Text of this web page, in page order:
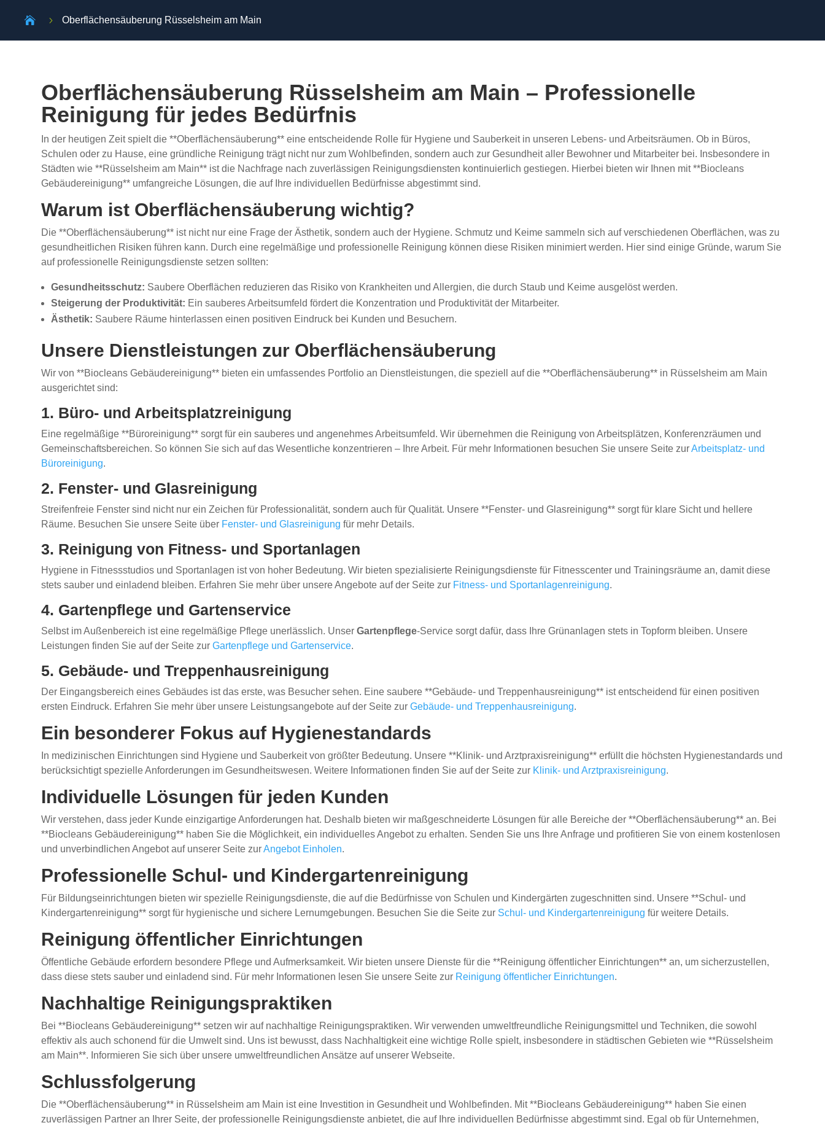
 5 Oberflächensäuberung Rüsselsheim am Main
Oberflächensäuberung Rüsselsheim am Main – Professionelle
Reinigung für jedes Bedürfnis
In der heutigen Zeit spielt die **Oberflächensäuberung** eine entscheidende Rolle für Hygiene und Sauberkeit in unseren Lebens- und Arbeitsräumen. Ob in Büros,
Schulen oder zu Hause, eine gründliche Reinigung trägt nicht nur zum Wohlbefinden, sondern auch zur Gesundheit aller Bewohner und Mitarbeiter bei. Insbesondere in
Städten wie **Rüsselsheim am Main** ist die Nachfrage nach zuverlässigen Reinigungsdiensten kontinuierlich gestiegen. Hierbei bieten wir Ihnen mit **Biocleans
Gebäudereinigung** umfangreiche Lösungen, die auf Ihre individuellen Bedürfnisse abgestimmt sind.
Warum ist Oberflächensäuberung wichtig?
Die **Oberflächensäuberung** ist nicht nur eine Frage der Ästhetik, sondern auch der Hygiene. Schmutz und Keime sammeln sich auf verschiedenen Oberflächen, was zu
gesundheitlichen Risiken führen kann. Durch eine regelmäßige und professionelle Reinigung können diese Risiken minimiert werden. Hier sind einige Gründe, warum Sie
auf professionelle Reinigungsdienste setzen sollten:
Gesundheitsschutz: Saubere Oberflächen reduzieren das Risiko von Krankheiten und Allergien, die durch Staub und Keime ausgelöst werden.
Steigerung der Produktivität: Ein sauberes Arbeitsumfeld fördert die Konzentration und Produktivität der Mitarbeiter.
Ästhetik: Saubere Räume hinterlassen einen positiven Eindruck bei Kunden und Besuchern.
Unsere Dienstleistungen zur Oberflächensäuberung
Wir von **Biocleans Gebäudereinigung** bieten ein umfassendes Portfolio an Dienstleistungen, die speziell auf die **Oberflächensäuberung** in Rüsselsheim am Main
ausgerichtet sind:
1. Büro- und Arbeitsplatzreinigung
Eine regelmäßige **Büroreinigung** sorgt für ein sauberes und angenehmes Arbeitsumfeld. Wir übernehmen die Reinigung von Arbeitsplätzen, Konferenzräumen und
Gemeinschaftsbereichen. So können Sie sich auf das Wesentliche konzentrieren – Ihre Arbeit. Für mehr Informationen besuchen Sie unsere Seite zurArbeitsplatz- und
Büroreinigung.
2. Fenster- und Glasreinigung
Streifenfreie Fenster sind nicht nur ein Zeichen für Professionalität, sondern auch für Qualität. Unsere **Fenster- und Glasreinigung** sorgt für klare Sicht und hellere
Räume. Besuchen Sie unsere Seite über Fenster- und Glasreinigung für mehr Details.
3. Reinigung von Fitness- und Sportanlagen
Hygiene in Fitnessstudios und Sportanlagen ist von hoher Bedeutung. Wir bieten spezialisierte Reinigungsdienste für Fitnesscenter und Trainingsräume an, damit diese
stets sauber und einladend bleiben. Erfahren Sie mehr über unsere Angebote auf der Seite zur Fitness- und Sportanlagenreinigung.
4. Gartenpflege und Gartenservice
Selbst im Außenbereich ist eine regelmäßige Pflege unerlässlich. UnserGartenpflege-Service sorgt dafür, dass Ihre Grünanlagen stets in Topform bleiben. Unsere
Leistungen finden Sie auf der Seite zurGartenpflege und Gartenservice.
5. Gebäude- und Treppenhausreinigung
Der Eingangsbereich eines Gebäudes ist das erste, was Besucher sehen. Eine saubere **Gebäude- und Treppenhausreinigung** ist entscheidend für einen positiven
ersten Eindruck. Erfahren Sie mehr über unsere Leistungsangebote auf der Seite zurGebäude- und Treppenhausreinigung.
Ein besonderer Fokus auf Hygienestandards
In medizinischen Einrichtungen sind Hygiene und Sauberkeit von größter Bedeutung. Unsere **Klinik- und Arztpraxisreinigung** erfüllt die höchsten Hygienestandards und
berücksichtigt spezielle Anforderungen im Gesundheitswesen. Weitere Informationen finden Sie auf der Seite zur Klinik- und Arztpraxisreinigung.
Individuelle Lösungen für jeden Kunden
Wir verstehen, dass jeder Kunde einzigartige Anforderungen hat. Deshalb bieten wir maßgeschneiderte Lösungen für alle Bereiche der **Oberflächensäuberung** an. Bei
**Biocleans Gebäudereinigung** haben Sie die Möglichkeit, ein individuelles Angebot zu erhalten. Senden Sie uns Ihre Anfrage und profitieren Sie von einem kostenlosen
und unverbindlichen Angebot auf unserer Seite zurAngebot Einholen.
Professionelle Schul- und Kindergartenreinigung
Für Bildungseinrichtungen bieten wir spezielle Reinigungsdienste, die auf die Bedürfnisse von Schulen und Kindergärten zugeschnitten sind. Unsere **Schul- und
Kindergartenreinigung** sorgt für hygienische und sichere Lernumgebungen. Besuchen Sie die Seite zur Schul- und Kindergartenreinigung für weitere Details.
Reinigung öffentlicher Einrichtungen
Öffentliche Gebäude erfordern besondere Pflege und Aufmerksamkeit. Wir bieten unsere Dienste für die **Reinigung öffentlicher Einrichtungen** an, um sicherzustellen,
dass diese stets sauber und einladend sind. Für mehr Informationen lesen Sie unsere Seite zur Reinigung öffentlicher Einrichtungen.
Nachhaltige Reinigungspraktiken
Bei **Biocleans Gebäudereinigung** setzen wir auf nachhaltige Reinigungspraktiken. Wir verwenden umweltfreundliche Reinigungsmittel und Techniken, die sowohl
effektiv als auch schonend für die Umwelt sind. Uns ist bewusst, dass Nachhaltigkeit eine wichtige Rolle spielt, insbesondere in städtischen Gebieten wie **Rüsselsheim
am Main**. Informieren Sie sich über unsere umweltfreundlichen Ansätze auf unserer Webseite.
Schlussfolgerung
Die **Oberflächensäuberung** in Rüsselsheim am Main ist eine Investition in Gesundheit und Wohlbefinden. Mit **Biocleans Gebäudereinigung** haben Sie einen
zuverlässigen Partner an Ihrer Seite, der professionelle Reinigungsdienste anbietet, die auf Ihre individuellen Bedürfnisse abgestimmt sind. Egal ob für Unternehmen,